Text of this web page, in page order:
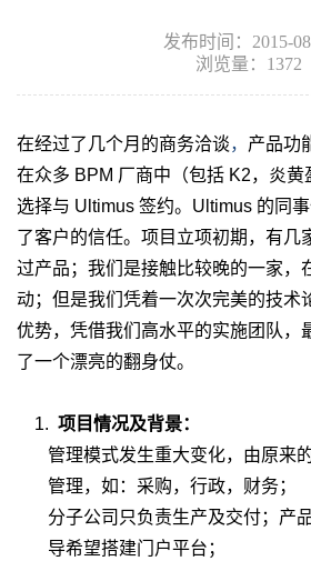
发布时间：2015-
浏览量：1372
在经过了几个月的商务洽谈， 产品功
在众多 BPM 厂商中（包括 K2，炎黄
选择与 Ultimus 签约。Ultimus 的同
了客户的信任。项目立项初期，有几
过产品；我们是接触比较晚的一家，
动；但是我们凭着一次次完美的技术
优势，凭借我们高水平的实施团队，
了一个漂亮的翻身仗。
1. 项目情况及背景：
管理模式发生重大变化，由原来
管理，如：采购，行政，财务；
分子公司只负责生产及交付；产
导希望搭建门户平台；